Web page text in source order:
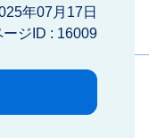
年07月17日
ージID : 16009